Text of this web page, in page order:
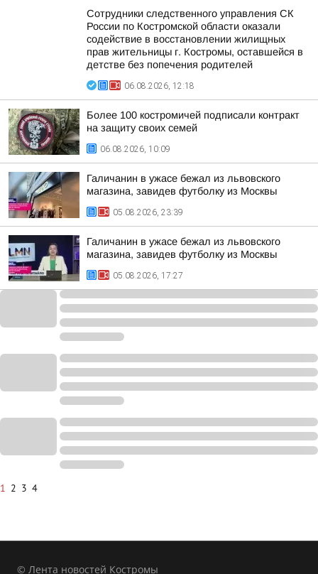
Сотрудники следственного управления СК
России по Костромской области оказали
содействие в восстановлении жилищных
прав жительницы г. Костромы, оставшейся в
детстве без попечения родителей
06.08.2026, 12:18
Более 100 костромичей подписали контракт
на защиту своих семей
06.08.2026, 10:09
Галичанин в ужасе бежал из львовского
магазина, завидев футболку из Москвы
05.08.2026, 23:39
Галичанин в ужасе бежал из львовского
магазина, завидев футболку из Москвы
05.08.2026, 17:27
1 2 3 4
© Лента новостей Костромы